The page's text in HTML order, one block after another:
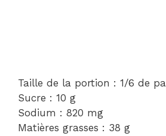
Taille de la portion : 1/6 de
Sucre : 10 g
Sodium : 820 mg
Matières grasses : 38 g